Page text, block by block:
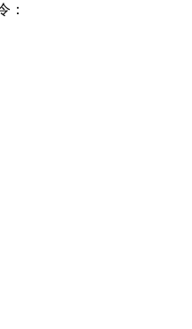
：
文件夹/文件夹下文件